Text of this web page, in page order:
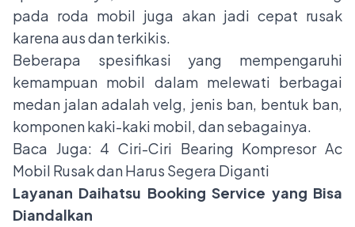
pada roda mobil juga akan jadi cepat rusak
karena aus dan terkikis.
Beberapa spesifikasi yang mempengaruhi
kemampuan mobil dalam melewati berbagai
medan jalan adalah velg, jenis ban, bentuk ban,
komponen kaki-kaki mobil, dan sebagainya.
Baca Juga: 4 Ciri-Ciri Bearing Kompresor Ac
Mobil Rusak dan Harus Segera Diganti
Layanan Daihatsu Booking Service yang Bisa
Diandalkan